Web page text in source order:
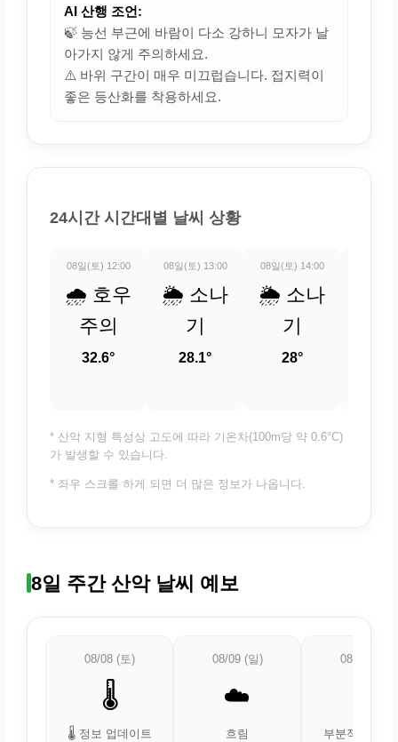
AI 산행 조언:
🍃 능선 부근에 바람이 다소 강하니 모자가 날
아가지 않게 주의하세요.
⚠️ 바위 구간이 매우 미끄럽습니다. 접지력이
좋은 등산화를 착용하세요.
24시간 시간대별 날씨 상황
08일(토) 12:00
🌧️ 호우
주의
32.6°
08일(토) 13:00
🌦️ 소나
기
28.1°
08일(토) 14:00
🌦️ 소나
기
28°
* 산악 지형 특성상 고도에 따라 기온차(100m당 약 0.6°C)
가 발생할 수 있습니다.
* 좌우 스크롤 하게 되면 더 많은 정보가 나옵니다.
8일 주간 산악 날씨 예보
08/08 (토)
🌡️
🌡️ 정보 업데이트
08/09 (일)
☁️
흐림
08/10 (월)
부분적으로 흐